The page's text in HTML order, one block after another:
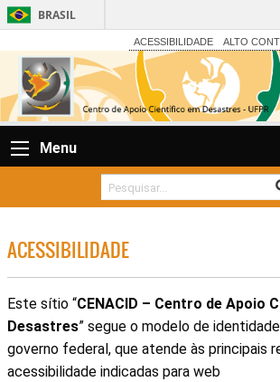
BRASIL
Acesso
ACESSIBILIDADE ALTO
Menu
ACESSIBILIDADE
Este sítio “CENACID – Centro de Apoio
Desastres” segue o modelo de
governo federal, que atende às principais
acessibilidade indicadas para web